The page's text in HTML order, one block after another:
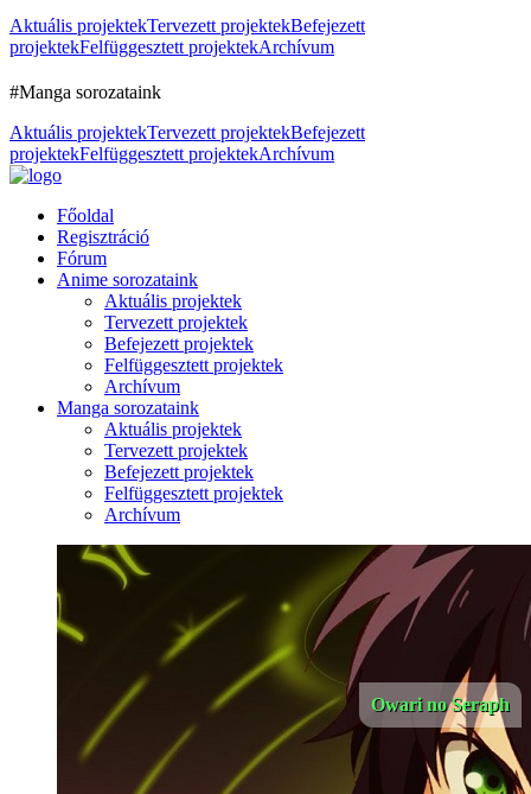
Aktuális projektekTervezett projektekBefejezett
projektekFelfüggesztett projektekArchívum
#Manga sorozataink
Aktuális projektekTervezett projektekBefejezett
projektekFelfüggesztett projektekArchívum
Főoldal
Regisztráció
Fórum
Anime sorozataink
Aktuális projektek
Tervezett projektek
Befejezett projektek
Felfüggesztett projektek
Archívum
Manga sorozataink
Aktuális projektek
Tervezett projektek
Befejezett projektek
Felfüggesztett projektek
Archívum
Owari no Seraph